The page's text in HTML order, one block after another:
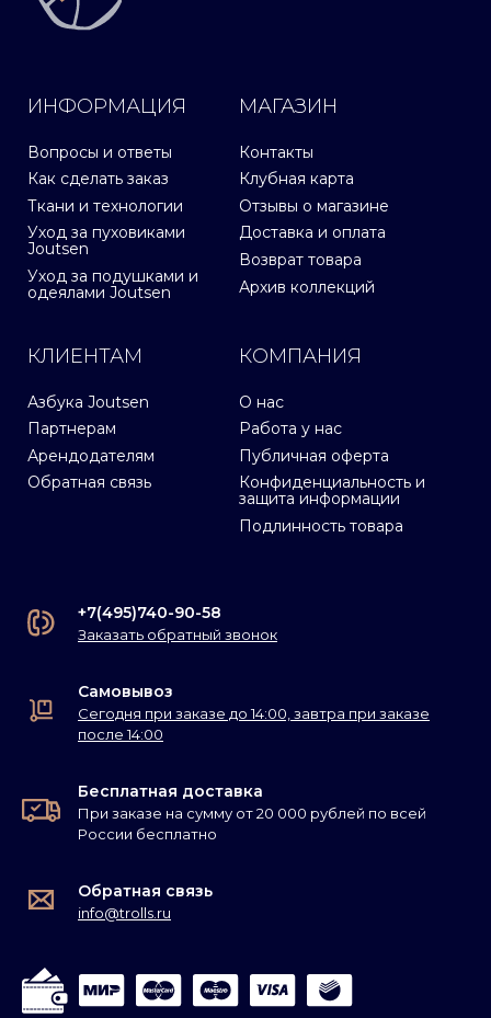
ИНФОРМАЦИЯ
Вопросы и ответы
Как сделать заказ
Ткани и технологии
Уход за пуховиками
Joutsen
Уход за подушками и
одеялами Joutsen
МАГАЗИН
Контакты
Клубная карта
Отзывы о магазине
Доставка и оплата
Возврат товара
Архив коллекций
КЛИЕНТАМ
Азбука Joutsen
Партнерам
Арендодателям
Обратная связь
КОМПАНИЯ
О нас
Работа у нас
Публичная оферта
Конфиденциальность и
защита информации
Подлинность товара
+7(495)740-90-58
Заказать обратный звонок
Самовывоз
Сегодня при заказе до 14:00, завтра при заказе
после 14:00
Бесплатная доставка
При заказе на сумму от 20 000 рублей по всей
России бесплатно
Обратная связь
info@trolls.ru